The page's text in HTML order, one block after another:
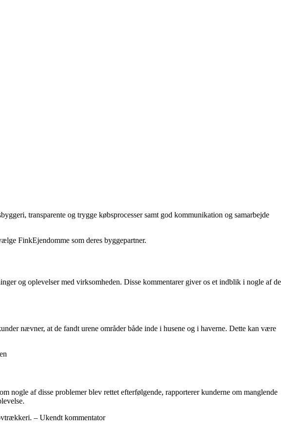
transparente og trygge købsprocesser samt god kommunikation og samarbejde
FinkEjendomme som deres byggepartner.
og oplevelser med virksomheden. Disse kommentarer giver os et indblik i nogle af de
nævner, at de fandt urene områder både inde i husene og i haverne. Dette kan være
nogle af disse problemer blev rettet efterfølgende, rapporterer kunderne om manglende
– Ukendt kommentator